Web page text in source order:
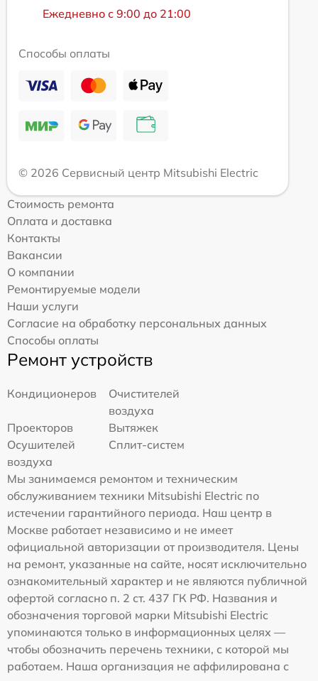
Ежедневно с 9:00 до 21:00
Способы оплаты
© 2026 Сервисный центр Mitsubishi Electric
Стоимость ремонта
Оплата и доставка
Контакты
Вакансии
О компании
Ремонтируемые модели
Наши услуги
Согласие на обработку персональных данных
Способы оплаты
Ремонт устройств
Кондиционеров
Очистителей
воздуха
Проекторов
Вытяжек
Осушителей
воздуха
Сплит-систем
Мы занимаемся ремонтом и техническим
обслуживанием техники Mitsubishi Electric по
истечении гарантийного периода. Наш центр в
Москве работает независимо и не имеет
официальной авторизации от производителя. Цены
на ремонт, указанные на сайте, носят исключительно
ознакомительный характер и не являются публичной
офертой согласно п. 2 ст. 437 ГК РФ. Названия и
обозначения торговой марки Mitsubishi Electric
упоминаются только в информационных целях —
чтобы обозначить перечень техники, с которой мы
работаем. Наша организация не аффилирована с